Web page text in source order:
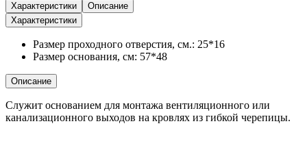
Характеристики
Описание
Характеристики
Размер проходного отверстия, см.: 25*16
Размер основания, см: 57*48
Описание
Служит основанием для монтажа вентиляционного или
канализационного выходов на кровлях из гибкой черепицы.